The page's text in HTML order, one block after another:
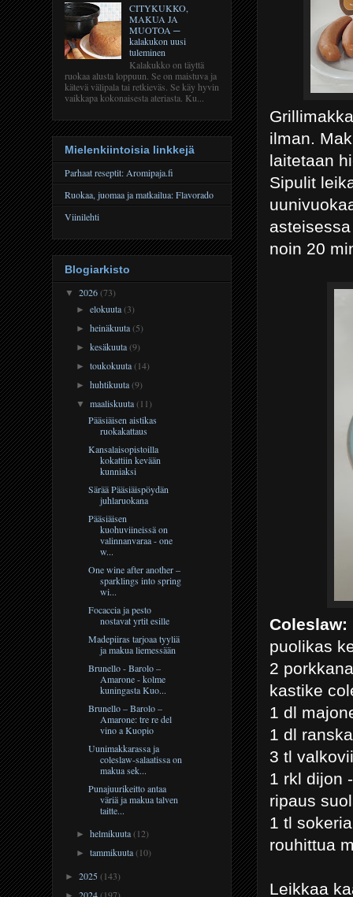
ilman.
laitetaan
Sipulit
noin 20
Coleslaw:
puolikas
2
kastike
1 dl
1 dl
3 tl
1 rkl dijon
ripaus
1 tl sokeria
rouhittua
Leikkaa
CITYKUKKO,
MAKUA JA
MUOTOA ─
kalakukon uusi
tuleminen
Kalakukko on täyttä
ruokaa alusta loppuun. Se on maistuva ja
kätevä välipala tai retkieväs. Se käy hyvin
vaikkapa kokonaisesta ateriasta. Ku...
Mielenkiintoisia linkkejä
Parhaat reseptit: Aromipaja.fi
Ruokaa, juomaa ja matkailua: Flavorado
Viinilehti
Blogiarkisto
▼ 2026(73)
►elokuuta(3)
►heinäkuuta(5)
►kesäkuuta(9)
►toukokuuta(14)
►huhtikuuta(9)
▼maaliskuuta(11)
Pääsiäisen aistikas
ruokakattaus
Kansalaisopistoilla
kokattiin kevään
kunniaksi
Särää Pääsiäispöydän
juhlaruokana
Pääsiäisen
kuohuviineissä on
valinnanvaraa - one
w...
One wine after another –
sparklings into spring
wi...
Focaccia ja pesto
nostavat yrtit esille
Madepiiras tarjoaa tyyliä
ja makua liemessään
Brunello - Barolo –
Amarone - kolme
kuningasta Kuo...
Brunello – Barolo –
Amarone: tre re del
vino a Kuopio
Uunimakkarassa ja
coleslaw-salaatissa on
makua sek...
Punajuurikeitto antaa
väriä ja makua talven
taitte...
►helmikuuta(12)
►tammikuuta(10)
► 2025(143)
2024(197)